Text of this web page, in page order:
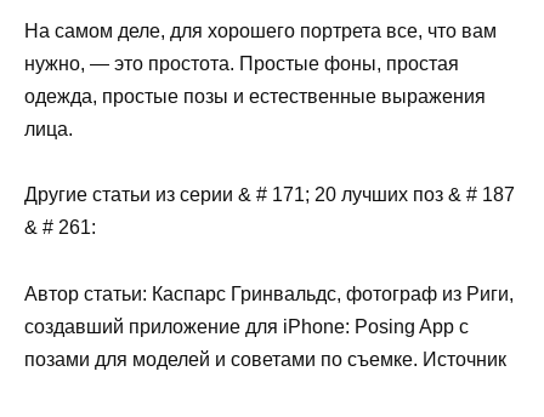
На самом деле, для хорошего портрета все, что вам
нужно, — это простота. Простые фоны, простая
одежда, простые позы и естественные выражения
лица.
Другие статьи из серии & # 171; 20 лучших поз & # 187
& # 261:
Автор статьи: Каспарс Гринвальдс, фотограф из Риги,
создавший приложение для iPhone: Posing App с
позами для моделей и советами по съемке. Источник